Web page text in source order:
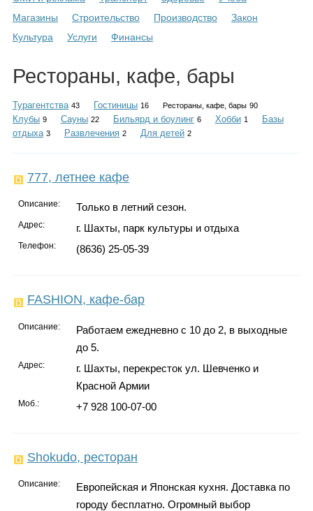
Объявления
Гороскоп
Магазины
Строительство Производство
Закон
Культура
Услуги Финансы
Рестораны, кафе, бары
Турагентства 43 Гостиницы 16 Рестораны, кафе, бары 90
Клубы 9 Сауны 22 Бильярд и боулинг 6 Хобби 1
Базы
отдыха 3 Развлечения 2 Для детей 2
777, летнее кафе
Описание: Только в летний сезон.
Адрес: г. Шахты, парк культуры и отдыха
Телефон: (8636) 25-05-39
FASHION, кафе-бар
Описание:
Работаем ежедневно с 10 до 2, в выходные
до 5.
Адрес:
г. Шахты, перекресток ул. Шевченко и
Красной Армии
Моб.: +7 928 100-07-00
Shokudo, ресторан
Описание:
Европейская и Японская кухня. Доставка по
городу бесплатно. Огромный выбор